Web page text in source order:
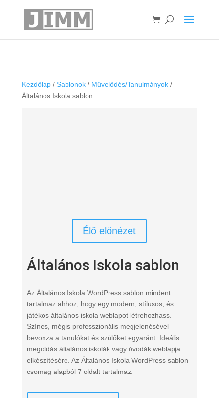
Kezdőlap/ Sablonok/ Művelődés/Tanulmányok/
Általános Iskola sablon
Élő előnézet
Általános Iskola sablon
Az Általános Iskola WordPress sablon mindent
tartalmaz ahhoz, hogy egy modern, stílusos, és
játékos általános iskola weblapot létrehozhass.
Színes, mégis professzionális megjelenésével
bevonza a tanulókat és szülőket egyaránt. Ideális
megoldás általános iskolák vagy óvodák weblapja
elkészítésére. Az Általános Iskola WordPress sablon
csomag alapból 7 oldalt tartalmaz.